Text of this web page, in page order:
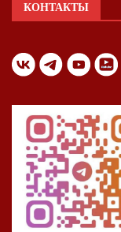
КОНТАКТЫ